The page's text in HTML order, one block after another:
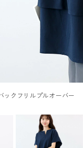
ックフリルプルオーバー